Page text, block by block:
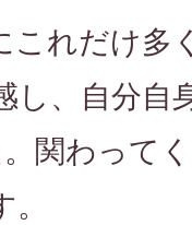
これだけ多
し、自分自
関わって